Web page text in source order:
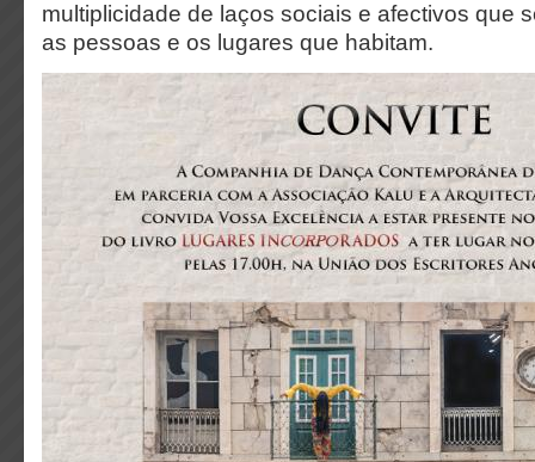
multiplicidade de laços sociais e afectivos que
as pessoas e os lugares que habitam.